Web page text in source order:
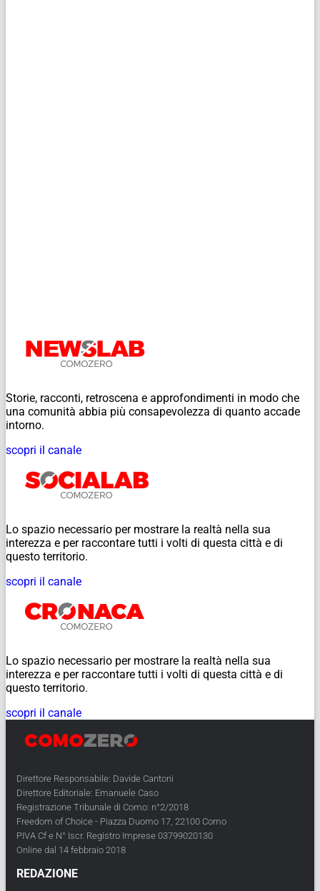
Storie, racconti, retroscena e approfondimenti in modo che
una comunità abbia più consapevolezza di quanto accade
intorno.
scopri il canale
Lo spazio necessario per mostrare la realtà nella sua
interezza e per raccontare tutti i volti di questa città e di
questo territorio.
scopri il canale
Lo spazio necessario per mostrare la realtà nella sua
interezza e per raccontare tutti i volti di questa città e di
questo territorio.
scopri il canale
Direttore Responsabile: Davide Cantoni
Direttore Editoriale: Emanuele Caso
Registrazione Tribunale di Como: n°2/2018
Freedom of Choice - Piazza Duomo 17, 22100 Como
PIVA Cf e N° Iscr. Registro Imprese 03799020130
Online dal 14 febbraio 2018
REDAZIONE